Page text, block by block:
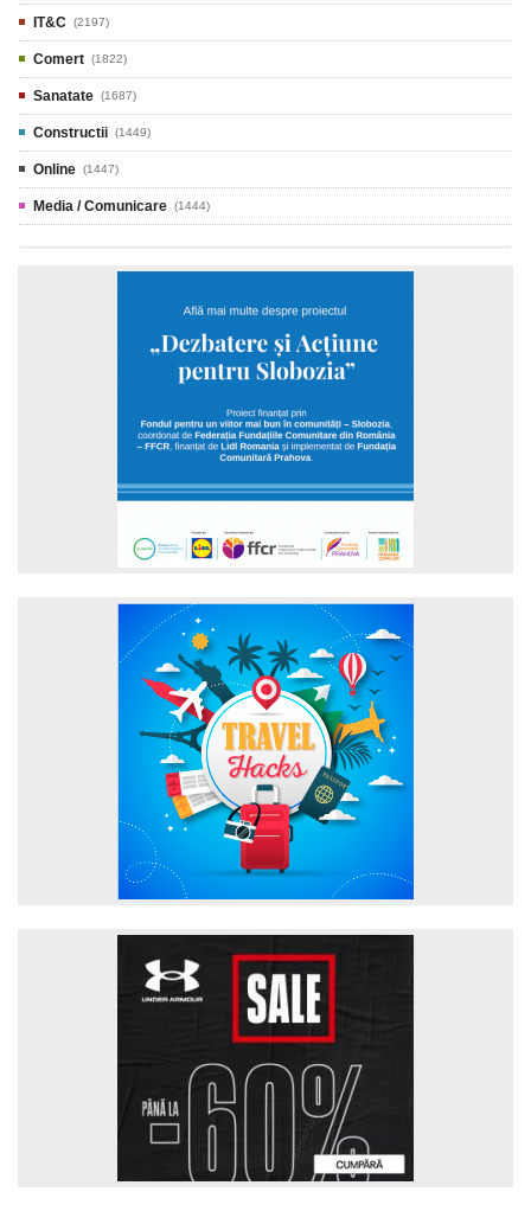
IT&C (2197)
Comert (1822)
Sanatate (1687)
Constructii (1449)
Online (1447)
Media / Comunicare (1444)